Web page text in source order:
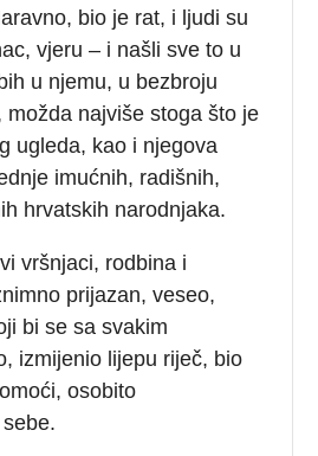
bio je rat, i ljudi su
vjeru – i našli sve to u
u njemu, u bezbroju
možda najviše stoga što je
ugleda, kao i njegova
imućnih, radišnih,
hrvatskih narodnjaka.
vršnjaci, rodbina i
prijazan, veseo,
bi se sa svakim
izmijenio lijepu riječ, bio
osobito